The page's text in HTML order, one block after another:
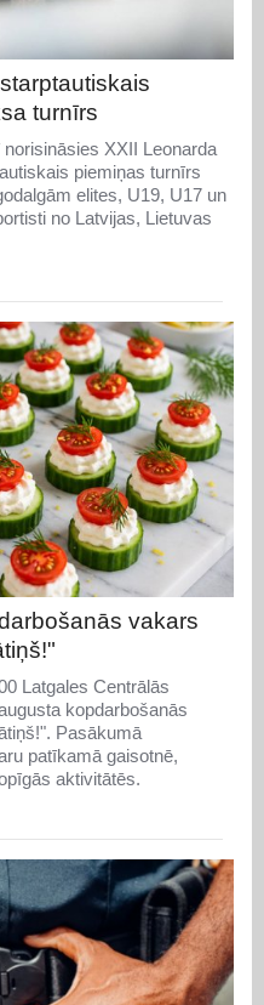
turnīrs
XXII Leonarda
piemiņas turnīrs
elites, U19, U17 un
no Latvijas, Lietuvas
vakars
Latgales Centrālās
kopdarbošanās
Pasākumā
patīkamā gaisotnē,
aktivitātēs.